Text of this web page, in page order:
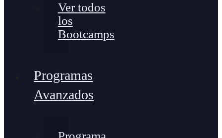
Ver todos
los
Bootcamps
Programas
Avanzados